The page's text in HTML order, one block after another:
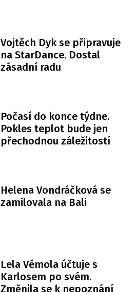
Vojtěch Dyk se připravuje
na StarDance. Dostal
zásadní radu
Počasí do konce týdne.
Pokles teplot bude jen
přechodnou záležitostí
Helena Vondráčková se
zamilovala na Bali
Lela Vémola účtuje s
Karlosem po svém.
Změnila se k nepoznání